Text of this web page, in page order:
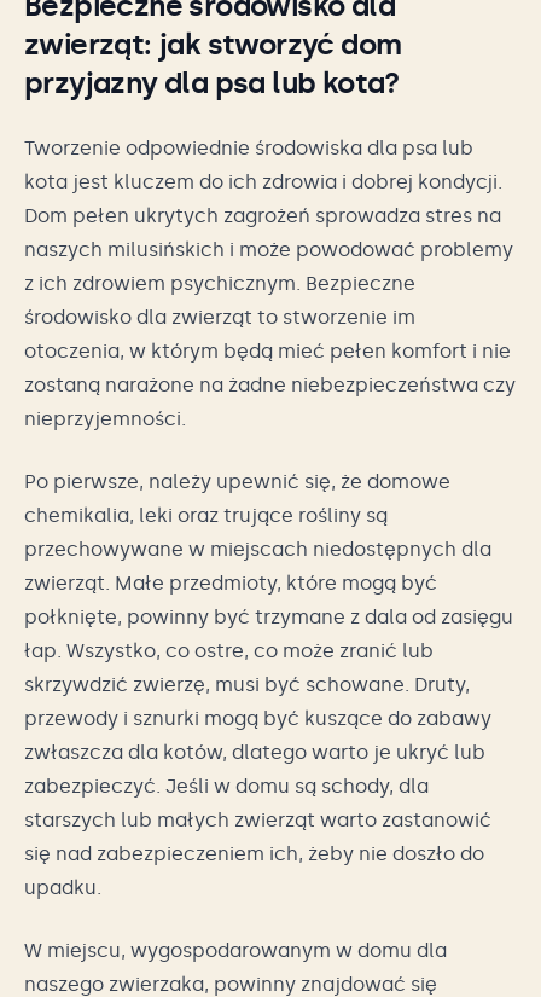
zwierząt: jak stworzyć dom
przyjazny dla psa lub kota?
Tworzenie odpowiednie środowiska dla psa lub
kota jest kluczem do ich zdrowia i dobrej kondycji.
Dom pełen ukrytych zagrożeń sprowadza stres na
naszych milusińskich i może powodować problemy
z ich zdrowiem psychicznym. Bezpieczne
środowisko dla zwierząt to stworzenie im
otoczenia, w którym będą mieć pełen komfort i nie
zostaną narażone na żadne niebezpieczeństwa czy
nieprzyjemności.
Po pierwsze, należy upewnić się, że domowe
chemikalia, leki oraz trujące rośliny są
przechowywane w miejscach niedostępnych dla
zwierząt. Małe przedmioty, które mogą być
połknięte, powinny być trzymane z dala od zasięgu
łap. Wszystko, co ostre, co może zranić lub
skrzywdzić zwierzę, musi być schowane. Druty,
przewody i sznurki mogą być kuszące do zabawy
zwłaszcza dla kotów, dlatego warto je ukryć lub
zabezpieczyć. Jeśli w domu są schody, dla
starszych lub małych zwierząt warto zastanowić
się nad zabezpieczeniem ich, żeby nie doszło do
upadku.
W miejscu, wygospodarowanym w domu dla
naszego zwierzaka, powinny znajdować się